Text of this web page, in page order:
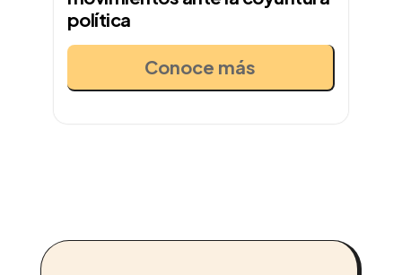
política
Conoce más